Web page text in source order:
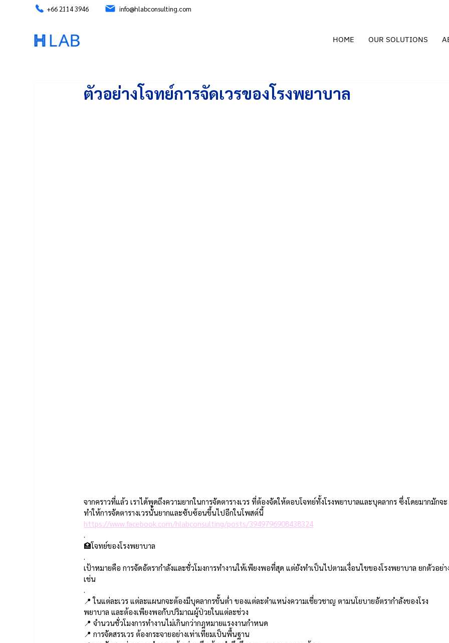
+66 2114 3946 info@hlabconsulting.com
HOME OUR SOLUTIONS
ตัวอย่างโจทย์การจัดเวรของโรงพยาบาล
จากคราวที่แล้ว เราได้พูดถึงความยากในการจัดตารางเวร ที่ต้องจัดให้ตอบโจทย์ทั้งโรงพยาบาลและบุคลากร ซึ่งโดยมากมักจะ
ทำให้การจัดตารางเวรนั้นยากและซับซ้อนขึ้นไปอีกในโพสต์นี้
https://www.facebook.com/hlabconsulting/posts/3949796908438324
.
🏥โจทย์ของโรงพยาบาล
.
เป้าหมายคือ การจัดอัตรากำลังและชั่วโมงการทำงานให้เพียงพอที่สุด แต่ยังทำเป็นไปตามเงื่อนไขของโรงพยาบาล ยกตัวอย่า
เช่น
.
📍 ในแต่ละเวร แต่ละแผนกจะต้องมีบุคลากรขั้นต่ำ ของแต่ละตำแหน่งความเชี่ยวชาญ ตามนโยบายอัตรากำลังของโรง
พยาบาล และต้องเพียงพอกับปริมาณผู้ป่วยในแต่ละช่วง
📍 จำนวนชั่วโมงการทำงานไม่เกินกว่ากฎหมายแรงงานกำหนด
📍 การจัดสรรเวร ต้องกระจายอย่างเท่าเทียมเป็นพื้นฐาน